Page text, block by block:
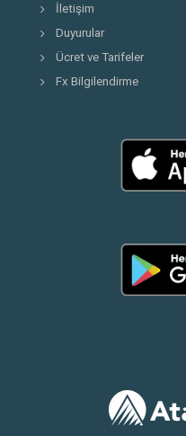
İletişim
Duyurular
Ücret ve Tarifeler
Fx Bilgilendirme